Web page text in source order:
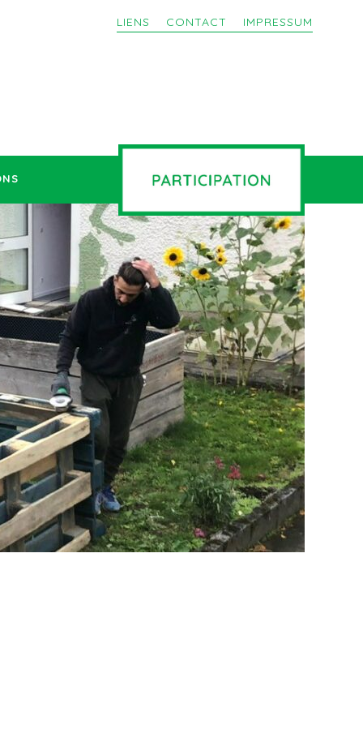
LIENS CONTACT IMPRESSUM